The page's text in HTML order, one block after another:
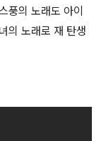
풍의 노래도 아이
의 노래로 재 탄생